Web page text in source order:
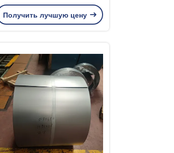
нержавеющей стали покрытый
цветом
Получить лучшую цену